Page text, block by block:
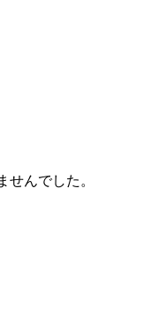
せんでした。